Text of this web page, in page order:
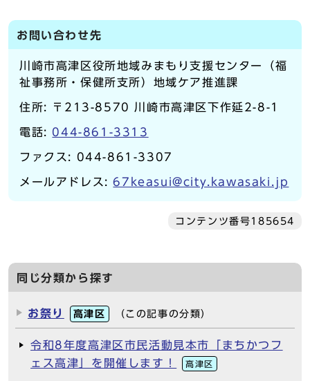
お問い合わせ先
川崎市高津区役所地域みまもり支援センター（福
祉事務所・保健所支所）地域ケア推進課
住所: 〒213-8570 川崎市高津区下作延2-8-1
電話: 044-861-3313
ファクス: 044-861-3307
メールアドレス:67keasui@city.kawasaki.jp
コンテンツ番号185654
同じ分類から探す
お祭り 高津区 （この記事の分類）
令和8年度高津区市民活動見本市「まちかつフ
ェス高津」を開催します！
高津区